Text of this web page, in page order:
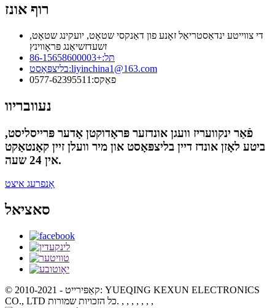
רוף אונז
די צווייטע ינדאַסטריאַל זאָנע פון ​​דאַנקסי שטאָט, יועקינג שטאָט,
זשעדזשיאַנג פּראָווינץ
תּל:+86-15658600003
בליצפּאָסט:liyinchina1@163.com
פאַקס: 0577-62395511
נעוובריוו
פֿאַר ינקוועריז וועגן אונדזער פּראָדוקטן אָדער פּרייסליסט,
ביטע לאָזן אונדז דיין בליצפּאָסט און מיר וועלן זיין קאָנטאַקט
אין 24 שעה.
אָנפרעג איצט
סאציאל
© קאַפּירייט - 2010-2021: YUEQING KEXUN ELECTRONICS
CO., LTD כל הזכויות שמורות. , , , , , , ,